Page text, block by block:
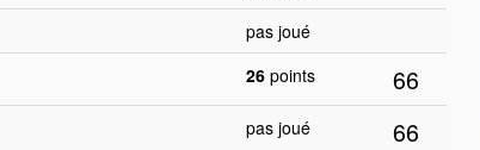
pas joué
26 points 66
pas joué 66